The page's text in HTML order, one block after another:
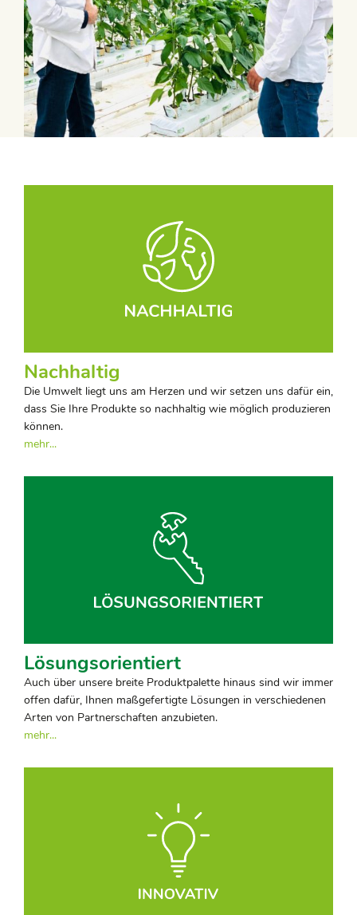
Nachhaltig
Die Umwelt liegt uns am Herzen und wir setzen uns dafür ein,
dass Sie Ihre Produkte so nachhaltig wie möglich produzieren
können.
mehr...
Lösungsorientiert
Auch über unsere breite Produktpalette hinaus sind wir immer
offen dafür, Ihnen maßgefertigte Lösungen in verschiedenen
Arten von Partnerschaften anzubieten.
mehr...